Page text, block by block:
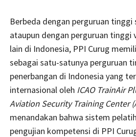
Berbeda dengan perguruan tinggi
ataupun dengan perguruan tinggi
lain di Indonesia, PPI Curug
sebagai satu-satunya perguruan
penerbangan di Indonesia yang
internasional oleh ICAO TrainAir
Aviation Security Training Center
menandakan bahwa sistem
pengujian kompetensi di PPI